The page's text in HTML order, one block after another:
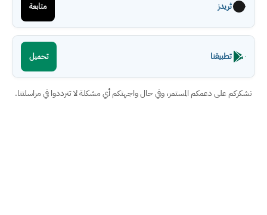
ثريدز متابعة
تطبيقنا تحميل
نشكركم على دعمكم المستمر، وفي حال واجهتكم أي مشكلة لا تترددوا في مراسلتنا.